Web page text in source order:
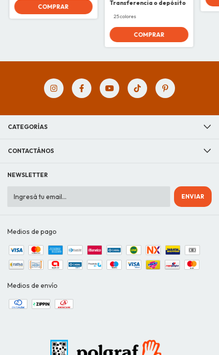
Transferencia o depósito
25 colores
COMPRAR
CATEGORÍAS
CONTACTÁNOS
NEWSLETTER
Medios de pago
Medios de envío